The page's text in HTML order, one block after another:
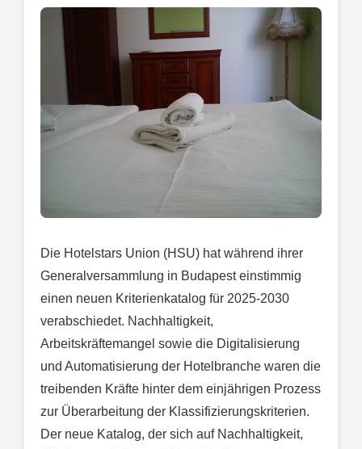
Die Hotelstars Union (HSU) hat während ihrer
Generalversammlung in Budapest einstimmig
einen neuen Kriterienkatalog für 2025-2030
verabschiedet. Nachhaltigkeit,
Arbeitskräftemangel sowie die Digitalisierung
und Automatisierung der Hotelbranche waren die
treibenden Kräfte hinter dem einjährigen Prozess
zur Überarbeitung der Klassifizierungskriterien.
Der neue Katalog, der sich auf Nachhaltigkeit,